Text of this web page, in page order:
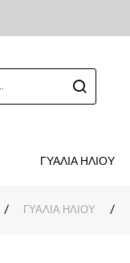
ΓΥΑΛΙΑ ΗΛΙΟΥ
/ ΓΥΑΛΙΑ ΗΛΙΟΥ /